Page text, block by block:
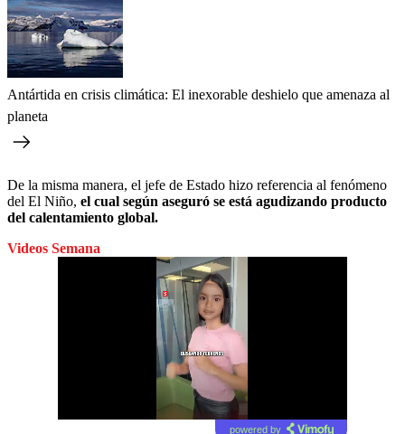
Antártida en crisis climática: El inexorable deshielo que amenaza al
planeta
De la misma manera, el jefe de Estado hizo referencia al fenómeno
del El Niño, el cual según aseguró se está agudizando producto
del calentamiento global.
Videos Semana
powered by